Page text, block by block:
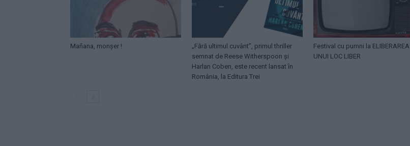
Mañana, monșer !
„Fără ultimul cuvânt”, primul thriller
semnat de Reese Witherspoon și
Harlan Coben, este recent lansat în
România, la Editura Trei
Festival cu pumni la ELIBERAREA
UNUI LOC LIBER